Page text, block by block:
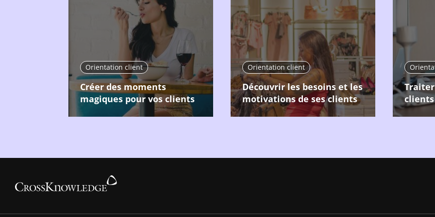
Orientation client
Créer des moments
magiques pour vos clients
Orientation client
Découvrir les besoins et les
motivations de ses clients
clients